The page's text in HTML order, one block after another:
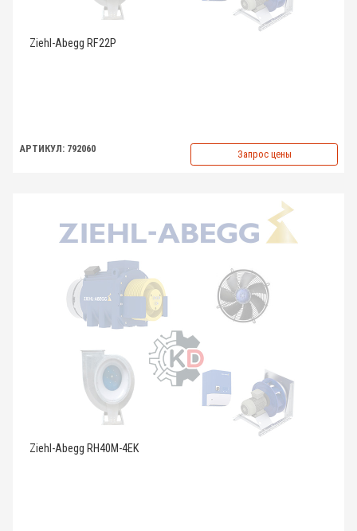
Ziehl-Abegg RF22P
АРТИКУЛ: 792060 Запрос цены
Ziehl-Abegg RH40M-4EK